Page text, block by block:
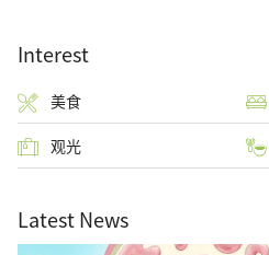
Interest
美食
观光
Latest News